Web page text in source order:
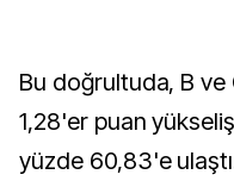
Bu doğrultuda, B ve
1,28'er puan
yüzde 60,83'e